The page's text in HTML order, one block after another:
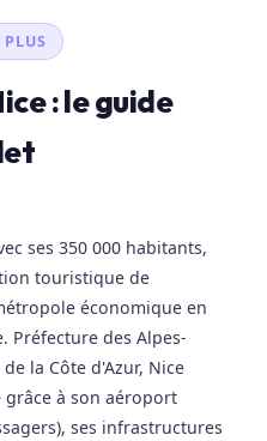
: le guide
ses 350 000 habitants,
touristique de
économique en
des Alpes-
la Côte d'Azur, Nice
à son aéroport
ses infrastructures